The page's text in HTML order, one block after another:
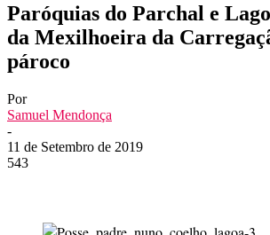
Paróquias do Parchal e
da Mexilhoeira da
pároco
Por
Samuel Mendonça
-
11 de Setembro de 2019
543